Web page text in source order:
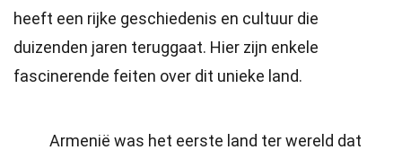
heeft een rijke geschiedenis en cultuur die
duizenden jaren teruggaat. Hier zijn enkele
fascinerende feiten over dit unieke land.
Armenië was het eerste land ter wereld dat